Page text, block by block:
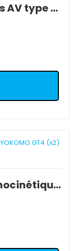
ZE-010FS/OPTION Cardans AV type CV YOKOMO GT4 NEUF.
ZE-010FSA/Axes pour homocinétiques YOKOMO GT4 (x2) NEUF.